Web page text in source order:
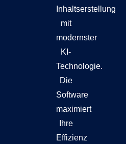
Inhaltserstellung
mit
modernster
KI-
Technologie.
Die
Software
maximiert
Ihre
Effizienz